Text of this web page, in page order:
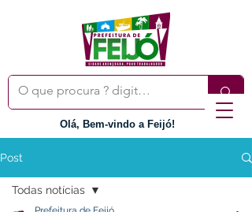
Olá, Bem-vindo a Feijó!
Post
Todas notícias